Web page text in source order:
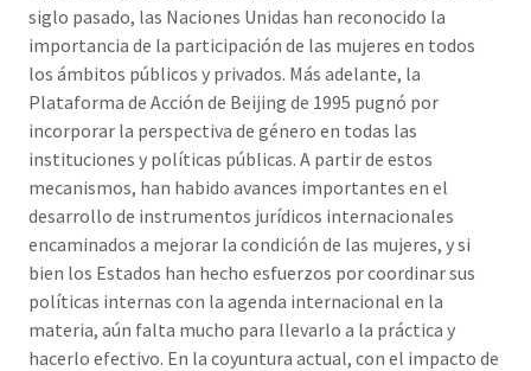
siglo pasado, las Naciones Unidas han reconocido la
importancia de la participación de las mujeres en todos
los ámbitos públicos y privados. Más adelante, la
Plataforma de Acción de Beijing de 1995 pugnó por
incorporar la perspectiva de género en todas las
instituciones y políticas públicas. A partir de estos
mecanismos, han habido avances importantes en el
desarrollo de instrumentos jurídicos internacionales
encaminados a mejorar la condición de las mujeres, y si
bien los Estados han hecho esfuerzos por coordinar sus
políticas internas con la agenda internacional en la
materia, aún falta mucho para llevarlo a la práctica y
hacerlo efectivo. En la coyuntura actual, con el impacto de